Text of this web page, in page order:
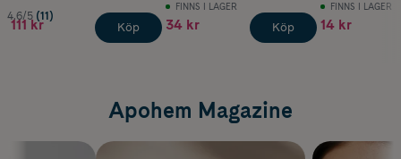
4.6/5 (11)
111 kr Köp
FINNS I LAGER
34 kr Köp
FINNS I LAGER
14 kr
Apohem Magazine